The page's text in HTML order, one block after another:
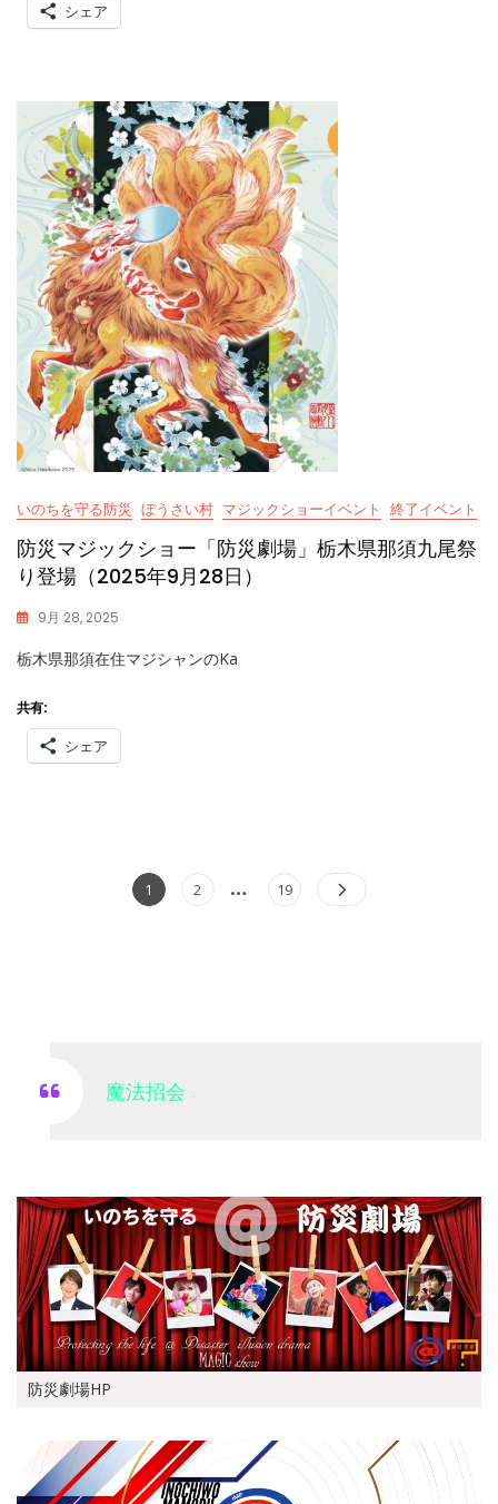
シェア
いのちを守る防災 ぼうさい村 マジックショーイベント 終了イベント
防災マジックショー「防災劇場」栃木県那須九尾祭
り登場（2025年9月28日）
9月 28, 2025
A
栃木県那須在住マジシャンのKa
共有:
シェア
投
Page
1 Page
2 … Page
19
魔法招会
防災劇場HP